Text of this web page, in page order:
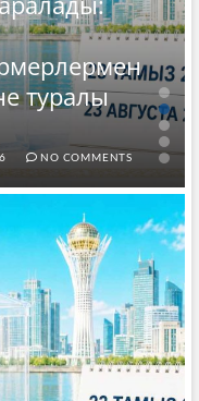
туралы
NO COMMENTS